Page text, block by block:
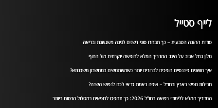
לייף סטייל
סודות ההזנה הטבעית – כך תבחרו סוגי דשנים לגינה משגשגת ובריאה
מלון בתל אביב על הים: המדריך המלא לחופשה יוקרתית מול החוף
איך מושגים פיננסיים הופכים לברורים יותר כשמשתמשים במחשבון משכנתא?
חבילות נופש בארץ ובחו״ל – איפה באמת כדאי לכם לנפוש השנה?
המדריך המלא ללימודי רפואה בחו”ל 2026: כך תהפכו לרופאים במסלול הבטוח ביותר